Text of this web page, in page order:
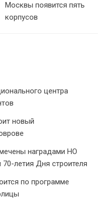
Москвы появится пять
корпусов
центра
новый
наградами НО
летия Дня строителя
по программе